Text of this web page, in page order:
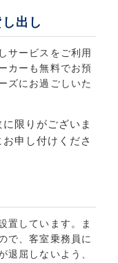
出し
サービスをご利用
カーも無料でお預
ズにお過ごしいた
限りがございま
申し付けくださ
置しています。ま
で、客室乗務員に
退屈しないよう、